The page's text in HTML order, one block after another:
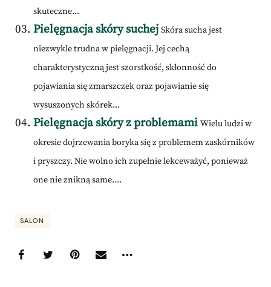
skuteczne...
Pielęgnacja skóry suchej Skóra sucha jest
niezwykle trudna w pielęgnacji. Jej cechą
charakterystyczną jest szorstkość, skłonność do
pojawiania się zmarszczek oraz pojawianie się
wysuszonych skórek...
Pielęgnacja skóry z problemami Wielu ludzi w
okresie dojrzewania boryka się z problemem zaskórników
i pryszczy. Nie wolno ich zupełnie lekceważyć, ponieważ
one nie znikną same....
SALON